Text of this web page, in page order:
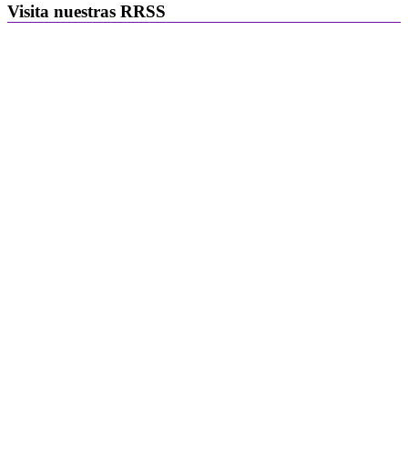
Visita nuestras RRSS